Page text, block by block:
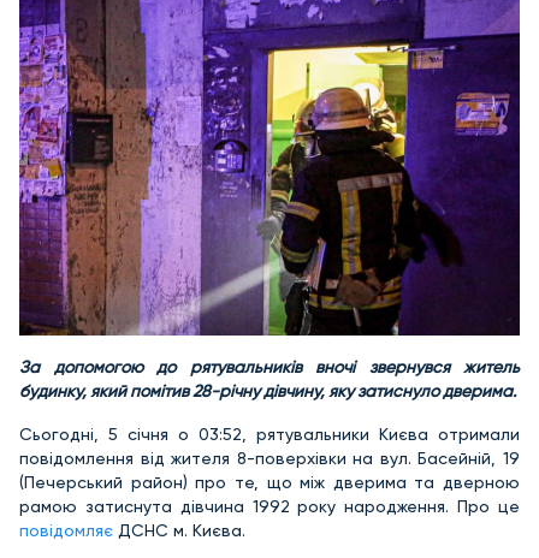
За допомогою до рятувальників вночі звернувся житель
будинку, який помітив 28-річну дівчину, яку затиснуло дверима.
Сьогодні, 5 січня о 03:52, рятувальники Києва отримали
повідомлення від жителя 8-поверхівки на вул. Басейній, 19
(Печерський район) про те, що між дверима та дверною
рамою затиснута дівчина 1992 року народження. Про це
повідомляє ДСНС м. Києва.